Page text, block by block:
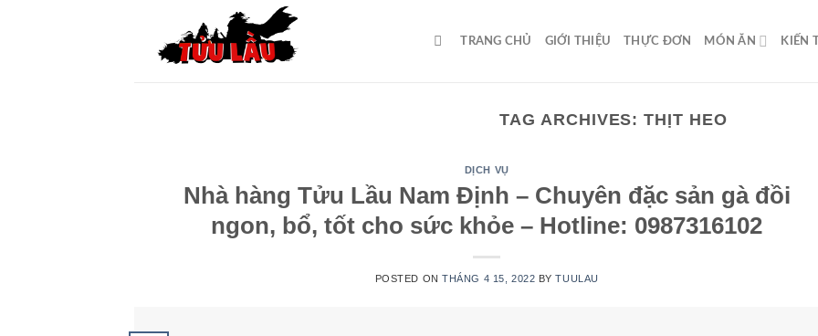
TRANG CHỦ GIỚI THIỆU THỰC ĐƠN MÓN ĂN KIẾN
TAG ARCHIVES:THỊT HEO
DỊCH VỤ
Nhà hàng Tửu Lầu Nam Định – Chuyên đặc sản gà đồi
ngon, bổ, tốt cho sức khỏe – Hotline: 0987316102
POSTED ONTHÁNG 4 15, 2022 BYTUULAU